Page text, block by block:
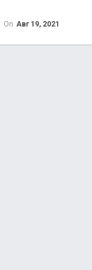
On Авг 19, 2021